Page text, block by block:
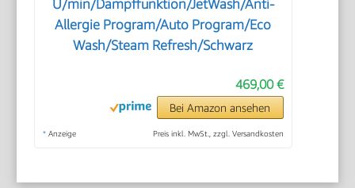
U/min/Dampffunktion/JetWash/Anti-
Allergie Program/Auto Program/Eco
Wash/Steam Refresh/Schwarz
469,00 €
Bei Amazon ansehen
* Anzeige Preis inkl. MwSt., zzgl. Versandkosten